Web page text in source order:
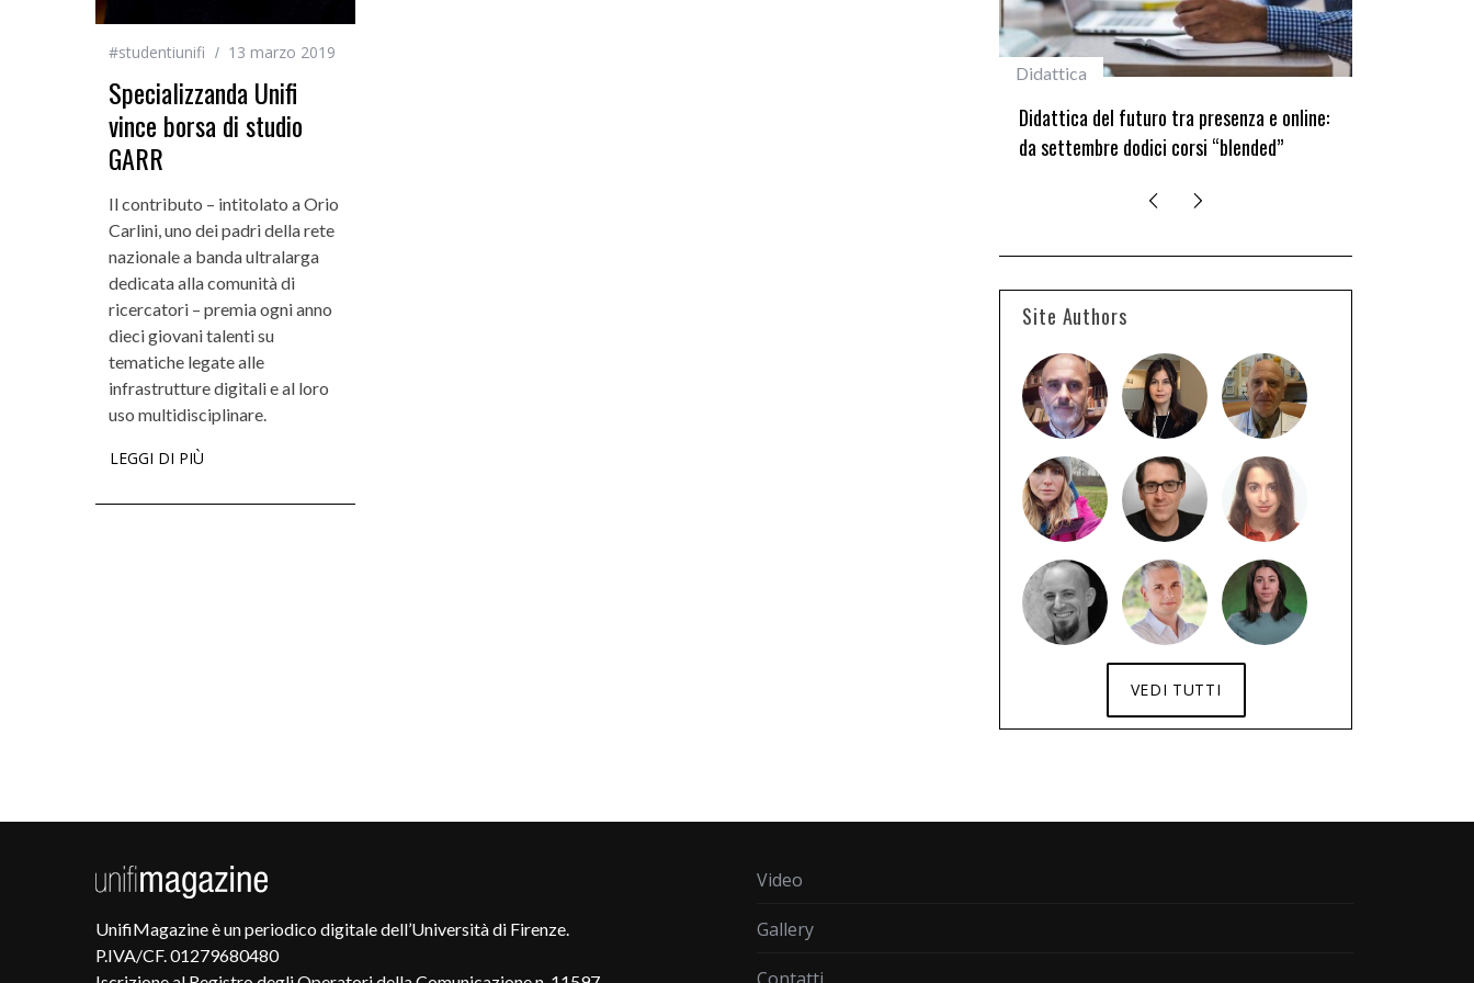
#studentiunifi 13 marzo 2019
Specializzanda Unifi
vince borsa di studio
GARR
Il contributo – intitolato a Orio
Carlini, uno dei padri della rete
nazionale a banda ultralarga
dedicata alla comunità di
ricercatori – premia ogni anno
dieci giovani talenti su
tematiche legate alle
infrastrutture digitali e al loro
uso multidisciplinare.
LEGGI DI PIÙ
Didattica
Didattica del futuro tra presenza e online:
da settembre dodici corsi “blended”
Site Authors
VEDI TUTTI
UnifiMagazine è un periodico digitale dell’Università di Firenze.
P.IVA/CF. 01279680480
Video
Gallery